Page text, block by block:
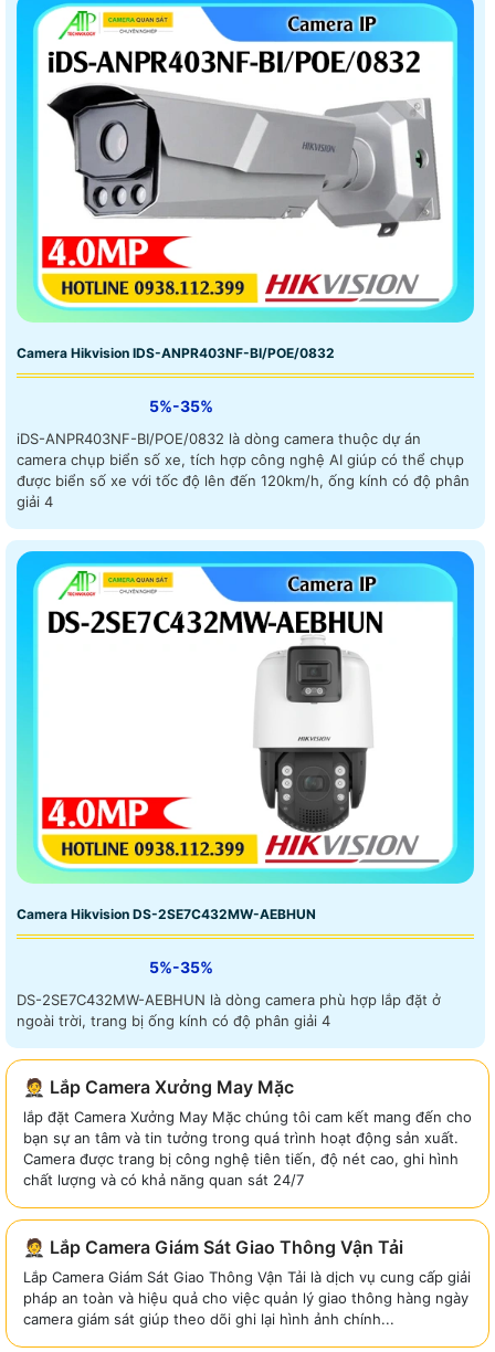
Camera Hikvision IDS-ANPR403NF-BI/POE/0832
5%-35%
iDS-ANPR403NF-BI/POE/0832 là dòng camera thuộc dự án
camera chụp biển số xe, tích hợp công nghệ AI giúp có thể chụp
được biển số xe với tốc độ lên đến 120km/h, ống kính có độ phân
giải 4
Camera Hikvision DS-2SE7C432MW-AEBHUN
5%-35%
DS-2SE7C432MW-AEBHUN là dòng camera phù hợp lắp đặt ở
ngoài trời, trang bị ống kính có độ phân giải 4
🤵 Lắp Camera Xưởng May Mặc
lắp đặt Camera Xưởng May Mặc chúng tôi cam kết mang đến cho
bạn sự an tâm và tin tưởng trong quá trình hoạt động sản xuất.
Camera được trang bị công nghệ tiên tiến, độ nét cao, ghi hình
chất lượng và có khả năng quan sát 24/7
🤵 Lắp Camera Giám Sát Giao Thông Vận Tải
Lắp Camera Giám Sát Giao Thông Vận Tải là dịch vụ cung cấp giải
pháp an toàn và hiệu quả cho việc quản lý giao thông hàng ngày
camera giám sát giúp theo dõi ghi lại hình ảnh chính...